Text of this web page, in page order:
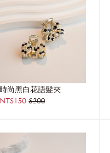
時尚黑白花語髮夾
NT$150 $200